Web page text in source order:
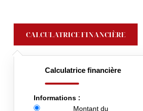
CALCULATRICE FINANCIÈRE